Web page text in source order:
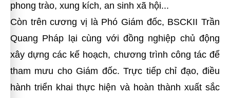
phong trào, xung kích, an sinh xã hội...
Còn trên cương vị là Phó Giám đốc, BSCKII Trần
Quang Pháp lại cùng với đồng nghiệp chủ động
xây dựng các kế hoạch, chương trình công tác để
tham mưu cho Giám đốc. Trực tiếp chỉ đạo, điều
hành triển khai thực hiện và hoàn thành xuất sắc